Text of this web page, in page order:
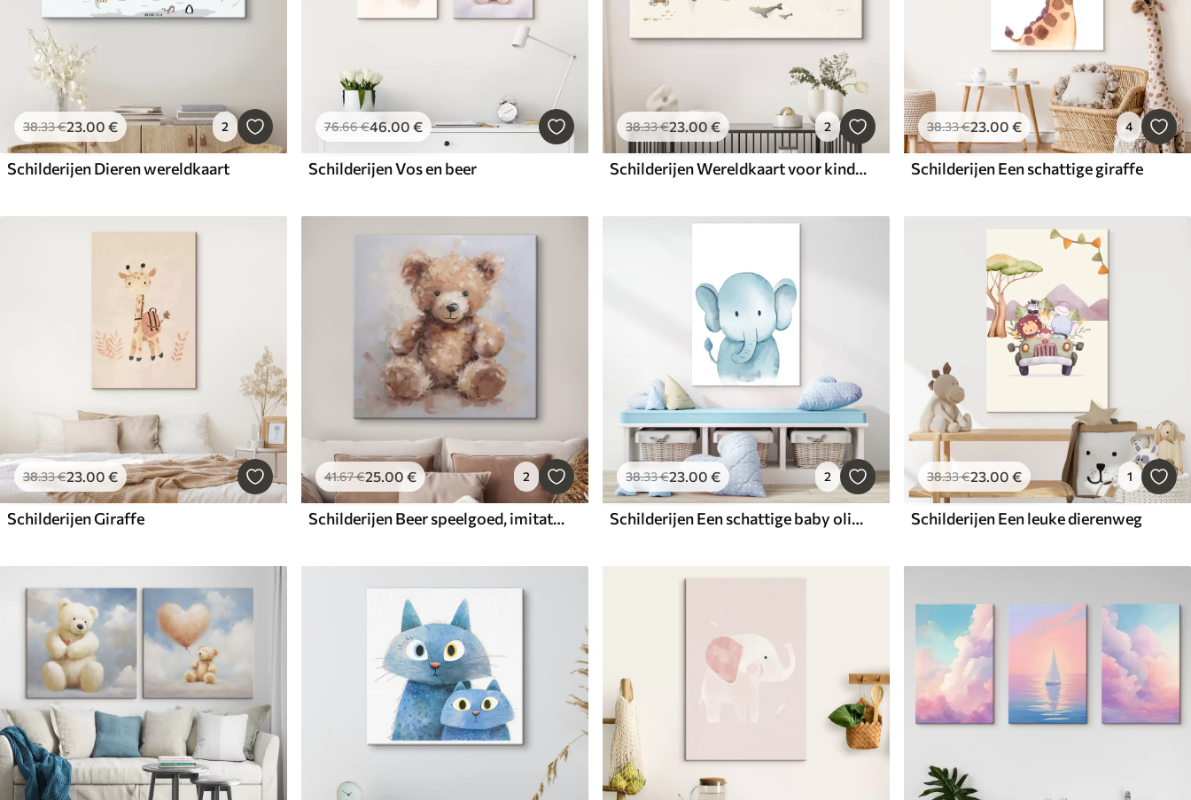
38.33€23.00 € 2
Schilderijen Dieren wereldkaart
76.66€46.00 €
Schilderijen Vos en beer
38.33€23.00 € 2
Schilderijen Wereldkaart voor kinderen
38.33€23.00 € 4
Schilderijen Een schattige giraffe
38.33€23.00 €
Schilderijen Giraffe
41.67€25.00 € 2
Schilderijen Beer speelgoed, imitatie schilderij
38.33€23.00 € 2
Schilderijen Een schattige baby olifant
38.33€23.00 € 1
Schilderijen Een leuke dierenweg